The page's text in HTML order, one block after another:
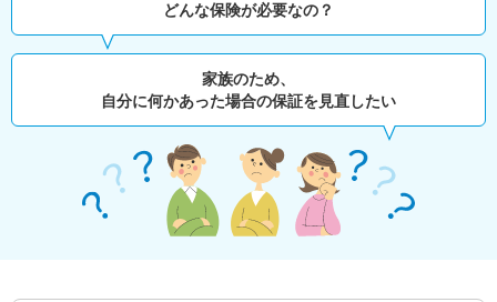
どんな保険が必要なの？
家族のため、
自分に何かあった場合の保証を見直したい